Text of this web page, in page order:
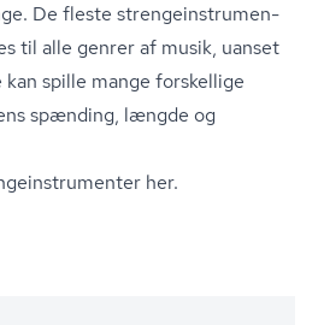
De fleste stren­ge­in­stru­men­
til alle genrer af musik, uanset
spille mange forskellige
spænding, længde og
her.